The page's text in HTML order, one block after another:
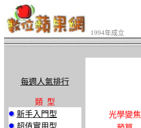
1994年成立
每週人氣排行
類 型
新手入門型
超值實用型
光學變焦